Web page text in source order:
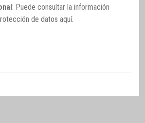
: Puede consultar la información
de datos aquí.